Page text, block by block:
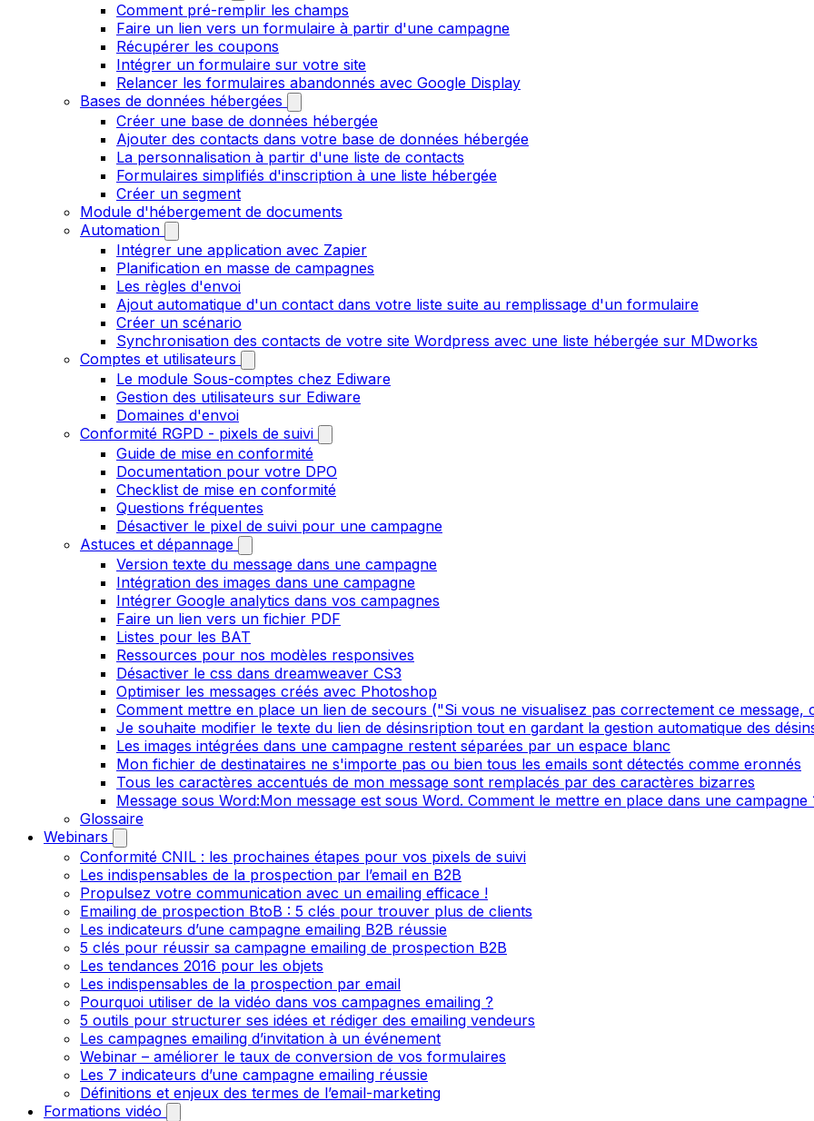
Comment pré-remplir les champs
Faire un lien vers un formulaire à partir d'une campagne
Récupérer les coupons
Intégrer un formulaire sur votre site
Relancer les formulaires abandonnés avec Google Display
Bases de données hébergées
Créer une base de données hébergée
Ajouter des contacts dans votre base de données hébergée
La personnalisation à partir d'une liste de contacts
Formulaires simplifiés d'inscription à une liste hébergée
Créer un segment
Module d'hébergement de documents
Automation
Intégrer une application avec Zapier
Planification en masse de campagnes
Les règles d'envoi
Ajout automatique d'un contact dans votre liste suite au remplissage d'un formulaire
Créer un scénario
Synchronisation des contacts de votre site Wordpress avec une liste hébergée sur MDworks
Comptes et utilisateurs
Le module Sous-comptes chez Ediware
Gestion des utilisateurs sur Ediware
Domaines d'envoi
Conformité RGPD - pixels de suivi
Guide de mise en conformité
Documentation pour votre DPO
Checklist de mise en conformité
Questions fréquentes
Désactiver le pixel de suivi pour une campagne
Astuces et dépannage
Version texte du message dans une campagne
Intégration des images dans une campagne
Intégrer Google analytics dans vos campagnes
Faire un lien vers un fichier PDF
Listes pour les BAT
Ressources pour nos modèles responsives
Désactiver le css dans dreamweaver CS3
Optimiser les messages créés avec Photoshop
Comment mettre en place un lien de secours ("Si vous ne visualisez pas correctement ce message,
Je souhaite modifier le texte du lien de désinsription tout en gardant la gestion automatique des
Les images intégrées dans une campagne restent séparées par un espace blanc
Mon fichier de destinataires ne s'importe pas ou bien tous les emails sont détectés comme eronnés
Tous les caractères accentués de mon message sont remplacés par des caractères bizarres
Message sous Word:Mon message est sous Word. Comment le mettre en place dans une campagne
Glossaire
Webinars
Conformité CNIL : les prochaines étapes pour vos pixels de suivi
Les indispensables de la prospection par l’email en B2B
Propulsez votre communication avec un emailing efficace !
Emailing de prospection BtoB : 5 clés pour trouver plus de clients
Les indicateurs d’une campagne emailing B2B réussie
5 clés pour réussir sa campagne emailing de prospection B2B
Les tendances 2016 pour les objets
Les indispensables de la prospection par email
Pourquoi utiliser de la vidéo dans vos campagnes emailing ?
5 outils pour structurer ses idées et rédiger des emailing vendeurs
Les campagnes emailing d’invitation à un événement
Webinar – améliorer le taux de conversion de vos formulaires
Les 7 indicateurs d’une campagne emailing réussie
Définitions et enjeux des termes de l’email-marketing
Formations vidéo